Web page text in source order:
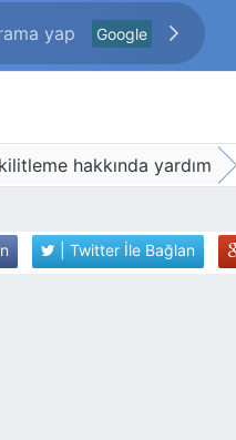
Google
hakkında yardım
| Twitter İle Bağlan